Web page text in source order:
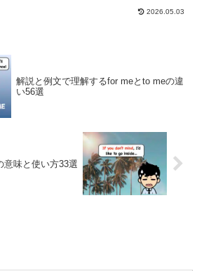
内」、「距離」、「方向」または「方
2026.05.03
解説と例文で理解するfor meとto meの違
い56選
意味と使い方33選